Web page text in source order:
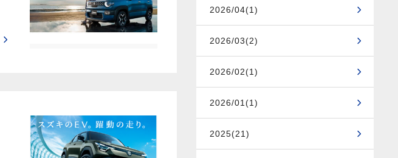
2026/04(1)
2026/03(2)
2026/02(1)
2026/01(1)
2025(21)